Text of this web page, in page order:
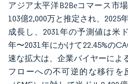
アジア太平洋B2Bеコマース市
103億2,000万と推定され、2025
成長し、2031年の予測値は米
年〜2031年にかけて22.45%の
速な拡大は、企業バイヤーによ
フローへの不可逆的な移行を